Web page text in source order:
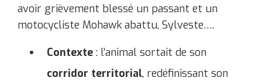
avoir grièvement blessé un passant et un
motocycliste ​Mohawk abattu, Sylveste….
Contexte : l’animal sortait de son
corridor territorial, redéfinissant son